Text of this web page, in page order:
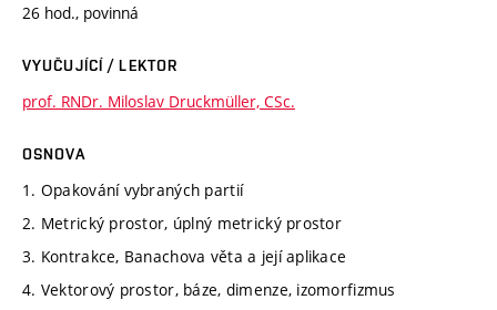
26 hod., povinná
VYUČUJÍCÍ / LEKTOR
prof. RNDr. Miloslav Druckmüller, CSc.
OSNOVA
1. Opakování vybraných partií
2. Metrický prostor, úplný metrický prostor
3. Kontrakce, Banachova věta a její aplikace
4. Vektorový prostor, báze, dimenze, izomorfizmus